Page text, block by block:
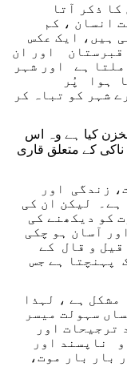
ذکر آتا
انسان ، کم
ہیں، ایک عکس
قبرستان اور ان
ہے اور شہر
ہوا پُر
شہر کو تباہ کر
مخزن کیا ہے وہ اس
کے متعلق قاری
زندگی اور
ہے۔ لیکن ان کی
کو دیکھنے کی
آسان ہو چکی
قیل و قال کے
پہنچتا ہے جس
ہے ، لہذا
سہولت میسر
ترجیحات اور
ناپسند اور
بار بار موت،